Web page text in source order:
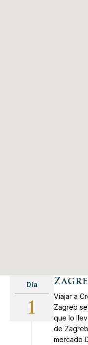
Día
1
Viajar a
Zagreb
que lo
de
mercado